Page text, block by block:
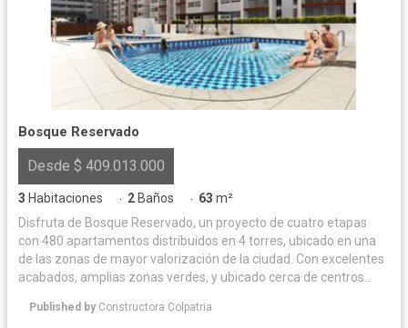
Bosque Reservado
Desde $ 409.013.000
3 Habitaciones · 2 Baños · 63 m²
Disfruta de Bosque Reservado, un proyecto de cuatro etapas
con 480 apartamentos distribuidos en 4 torres, ubicado en una
de las zonas de mayor valorización de la ciudad. Con excelentes
acabados, amplias zonas verdes, y ubicado cerca de centros
Reservado es el lugar perfecto para vivir. ¡Visita nuestra sala de
Published by Constructora Colpatria